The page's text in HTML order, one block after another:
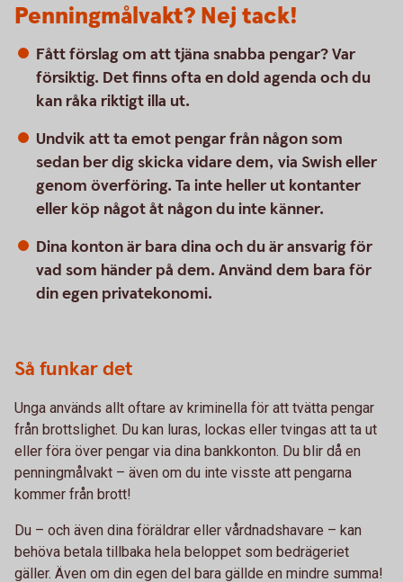
Penningmålvakt? Nej tack!
Fått förslag om att tjäna snabba pengar? Var
försiktig. Det finns ofta en dold agenda och du
kan råka riktigt illa ut.
Undvik att ta emot pengar från någon som
sedan ber dig skicka vidare dem, via Swish eller
genom överföring. Ta inte heller ut kontanter
eller köp något åt någon du inte känner.
Dina konton är bara dina och du är ansvarig för
vad som händer på dem. Använd dem bara för
din egen privatekonomi.
Så funkar det
Unga används allt oftare av kriminella för att tvätta pengar
från brottslighet. Du kan luras, lockas eller tvingas att ta ut
eller föra över pengar via dina bankkonton. Du blir då en
penningmålvakt – även om du inte visste att pengarna
kommer från brott!
Du – och även dina föräldrar eller vårdnadshavare – kan
behöva betala tillbaka hela beloppet som bedrägeriet
gäller. Även om din egen del bara gällde en mindre summa!